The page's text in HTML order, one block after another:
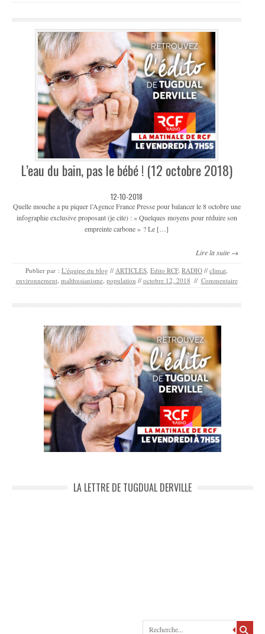
L’eau du bain, pas le bébé ! (12 octobre 2018)
12-10-2018
Quelle mouche a pu piquer l’Agence France Presse pour balancer le 8 octobre une
infographie exclusive proposant (je cite) : « Quelques moyens pour réduire son
empreinte carbone » ? Le […]
Lire la suite →
Publier par : L'équipe du blog // ARTICLES Edito RCF, RADIO // climat
environnement, malthusianisme, population // octobre 12, 2018 // Commentaire
LA LETTRE DE TUGDUAL DERVILLE
Recherche